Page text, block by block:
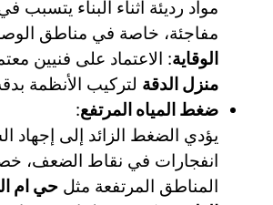
مواد رديئة أثناء البناء يتسبب
مفاجئة، خاصة في مناطق
الوقاية: الاعتماد على فنيين
منزل الدقة لتركيب الأنظمة
ضغط المياه المرتفع:
يؤدي الضغط الزائد إلى إجهاد
انفجارات في نقاط الضعف،
المناطق المرتفعة مثل حي ام